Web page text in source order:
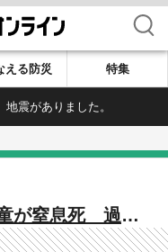
検索
える防災 特集
震がありました。
が窒息死 過去
でも同様の事